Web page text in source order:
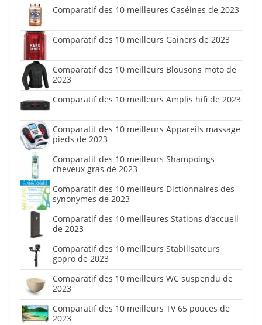
Comparatif des 10 meilleures Caséines de 2023
Comparatif des 10 meilleurs Gainers de 2023
Comparatif des 10 meilleurs Blousons moto de
2023
Comparatif des 10 meilleurs Amplis hifi de 2023
Comparatif des 10 meilleurs Appareils massage
pieds de 2023
Comparatif des 10 meilleurs Shampoings
cheveux gras de 2023
Comparatif des 10 meilleurs Dictionnaires des
synonymes de 2023
Comparatif des 10 meilleures Stations d’accueil
de 2023
Comparatif des 10 meilleurs Stabilisateurs
gopro de 2023
Comparatif des 10 meilleurs WC suspendu de
2023
Comparatif des 10 meilleurs TV 65 pouces de
2023